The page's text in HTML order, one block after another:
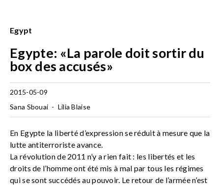
Egypt
Egypte: «La parole doit sortir du
box des accusés»
2015-05-09
Sana Sbouai - Lilia Blaise
En Egypte la liberté d’expression se réduit à mesure que la
lutte antiterroriste avance.
La révolution de 2011 n’y a rien fait : les libertés et les
droits de l’homme ont été mis à mal par tous les régimes
qui se sont succédés au pouvoir. Le retour de l’armée n’est